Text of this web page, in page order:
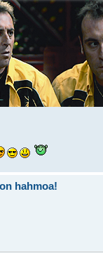
hahmoa!